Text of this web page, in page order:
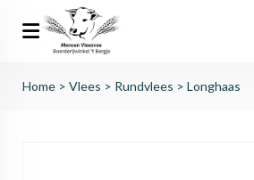
Home > Vlees > Rundvlees > Longhaas